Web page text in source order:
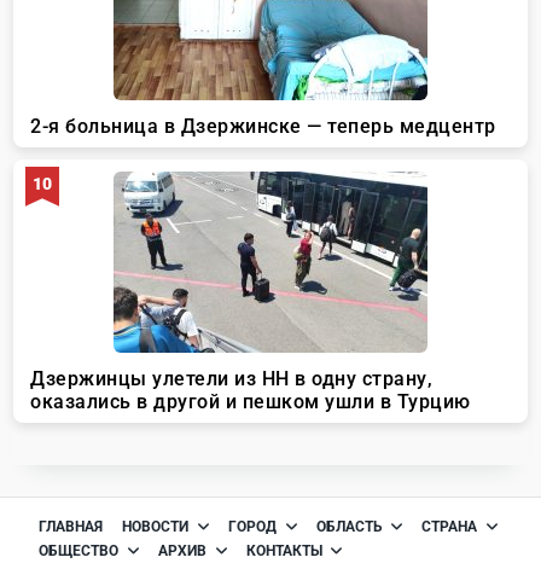
ГЛАВНАЯ НОВОСТИ ГОРОД ОБЛАСТЬ
СТРАНА
ОБЩЕСТВО
АРХИВ КОНТАКТЫ